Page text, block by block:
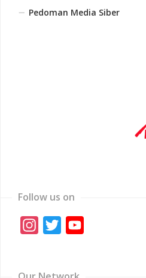
Pedoman Media Siber
Follow us on
Instagram
Twitter